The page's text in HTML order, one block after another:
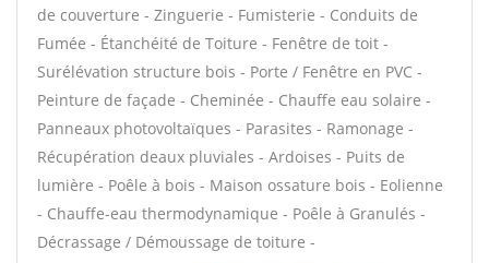
de couverture - Zinguerie - Fumisterie - Conduits de
Fumée - Étanchéité de Toiture - Fenêtre de toit -
Surélévation structure bois - Porte / Fenêtre en PVC -
Peinture de façade - Cheminée - Chauffe eau solaire -
Panneaux photovoltaïques - Parasites - Ramonage -
Récupération deaux pluviales - Ardoises - Puits de
lumière - Poêle à bois - Maison ossature bois - Eolienne
- Chauffe-eau thermodynamique - Poêle à Granulés -
Décrassage / Démoussage de toiture -